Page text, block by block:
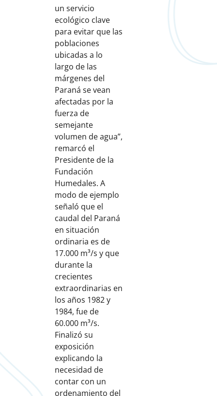
un servicio
ecológico clave
para evitar que las
poblaciones
ubicadas a lo
largo de las
márgenes del
Paraná se vean
afectadas por la
fuerza de
semejante
volumen de agua”,
remarcó el
Presidente de la
Fundación
Humedales. A
modo de ejemplo
señaló que el
caudal del Paraná
en situación
ordinaria es de
17.000 m³/s y que
durante la
crecientes
extraordinarias en
los años 1982 y
1984, fue de
60.000 m³/s.
Finalizó su
exposición
explicando la
necesidad de
contar con un
ordenamiento del